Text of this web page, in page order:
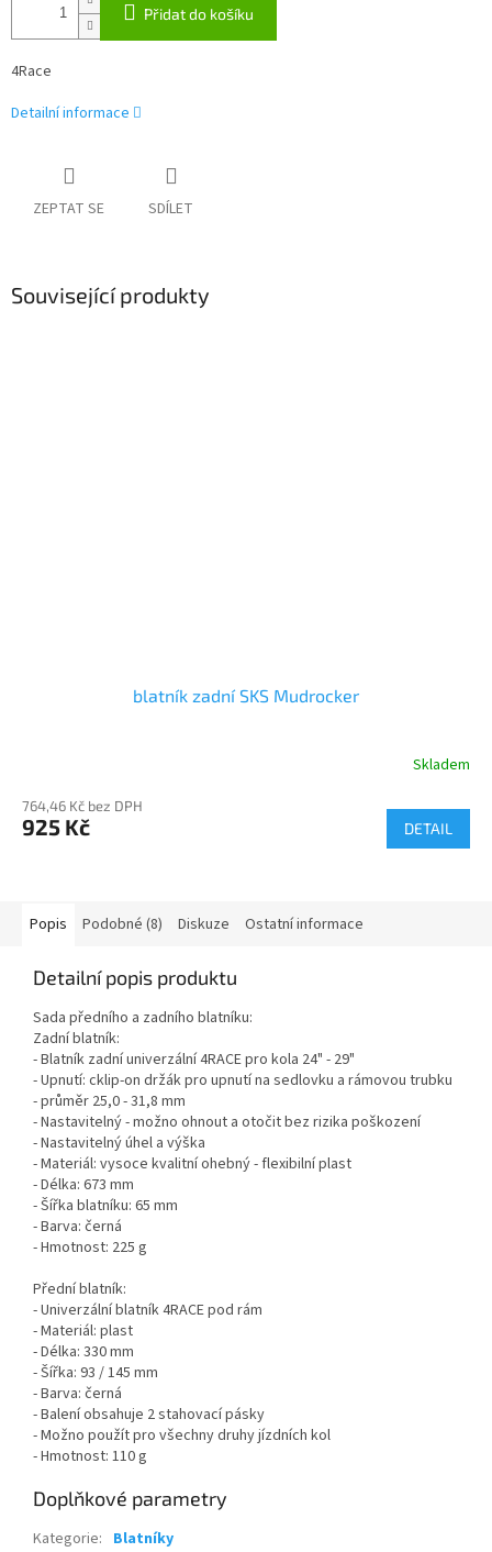
Přidat do košíku
4Race
Detailní informace
ZEPTAT SE SDÍLET
Související produkty
blatník zadní SKS Mudrocker
Skladem
764,46 Kč bez DPH
925 Kč DETAIL
Popis Podobné (8) Diskuze Ostatní informace
Detailní popis produktu
Sada předního a zadního blatníku:
Zadní blatník:
- Blatník zadní univerzální 4RACE pro kola 24" - 29"
- Upnutí: cklip-on držák pro upnutí na sedlovku a rámovou trubku
- průměr 25,0 - 31,8 mm
- Nastavitelný - možno ohnout a otočit bez rizika poškození
- Nastavitelný úhel a výška
- Materiál: vysoce kvalitní ohebný - flexibilní plast
- Délka: 673 mm
- Šířka blatníku: 65 mm
- Barva: černá
- Hmotnost: 225 g
Přední blatník:
- Univerzální blatník 4RACE pod rám
- Materiál: plast
- Délka: 330 mm
- Šířka: 93 / 145 mm
- Barva: černá
- Balení obsahuje 2 stahovací pásky
- Možno použít pro všechny druhy jízdních kol
- Hmotnost: 110 g
Doplňkové parametry
Kategorie: Blatníky